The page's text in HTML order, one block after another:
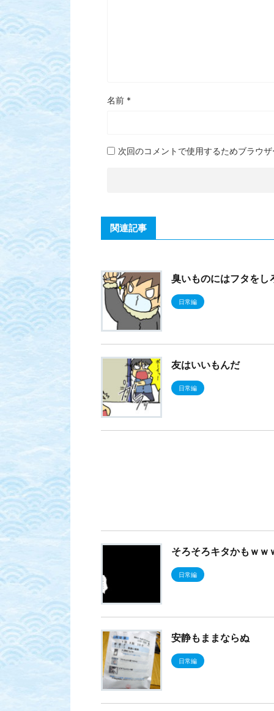
名前 *
次回のコメントで使用するためブラウ
関連記事
臭いものにはフタをし
日常編
友はいいもんだ
日常編
そろそろキタかもｗｗ
日常編
安静もままならぬ
日常編